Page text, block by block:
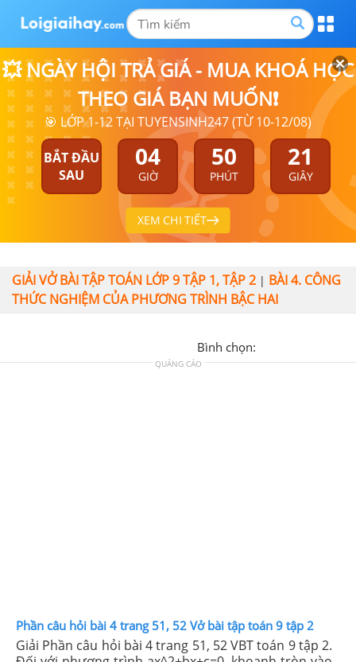
💥 NGÀY HỘI TRẢ GIÁ - MUA KHOÁ HỌC
THEO GIÁ BẠN MUỐN❗
🎯 LỚP 1-12 TẠI TUYENSINH247 (TỪ 10-12/08)
BẮT ĐẦU
SAU
04
GIỜ
50
PHÚT
21
GIÂY
XEM CHI TIẾT
GIẢI VỞ BÀI TẬP TOÁN LỚP 9 TẬP 1, TẬP 2 | BÀI 4. CÔNG
THỨC NGHIỆM CỦA PHƯƠNG TRÌNH BẬC HAI
Bình chọn:
QUẢNG CÁO
Phần câu hỏi bài 4 trang 51, 52 Vở bài tập toán 9 tập 2
Giải Phần câu hỏi bài 4 trang 51, 52 VBT toán 9 tập 2.